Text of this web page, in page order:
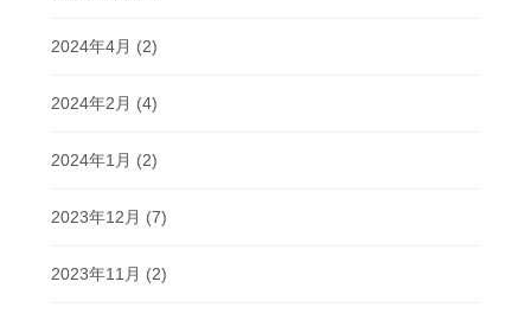
2024年4月 (2)
2024年2月 (4)
2024年1月 (2)
2023年12月 (7)
2023年11月 (2)